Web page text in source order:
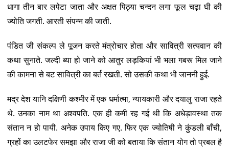
धागा तीन बार लपेटा जाता और अक्षत पिठ्या चन्दन लगा फूल चढ़ा घी की
ज्योति जगती. आरती संपन्न की जाती.
पंडित जी संकल्प ले पूजन करते मंत्रोचार होता और सावित्री सत्यवान की
कथा सुनाते. जल्दी ब्या हो जाने को आतुर लड़कियां भी भला गबरू मिल जाने
की कामना से बट सावित्री का बर्त रखती. सो उसकी कथा भी जाननी हुई.
मद्र देश यानि दक्षिणी कश्मीर में एक धर्मात्मा, न्यायकारी और दयालु राजा रहते
थे. उनका नाम था अश्वपति. एक ही कमी रह गई थी कि अधेड़ावस्था तक
संतान न हो पायी. अनेक उपाय किए गए. फिर एक ज्योतिषी ने कुंडली बाँची,
ग्रहों का उलटफेर समझा और राजा जी को बताया कि संतान योग तो प्रबल है